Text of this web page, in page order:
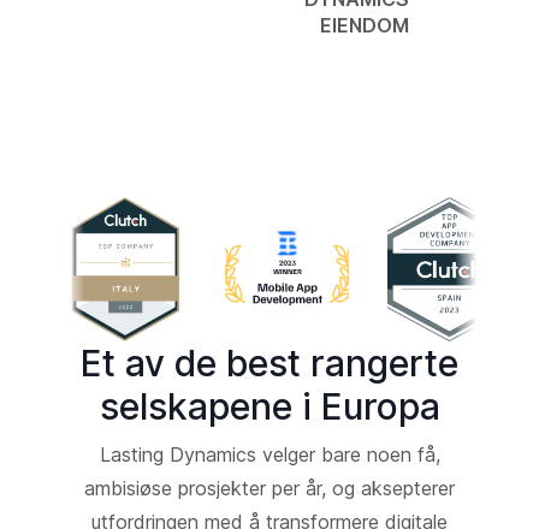
EIENDOM
Et av de best rangerte
selskapene i Europa
Lasting Dynamics velger bare noen få,
ambisiøse prosjekter per år, og aksepterer
utfordringen med å transformere digitale